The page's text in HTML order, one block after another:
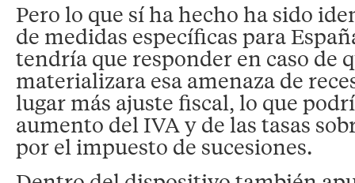
Pero lo que sí ha hecho ha sido
de medidas específicas para
tendría que responder en caso de
materializara esa amenaza de
lugar más ajuste fiscal, lo que
aumento del IVA y de las tasas
por el impuesto de sucesiones.